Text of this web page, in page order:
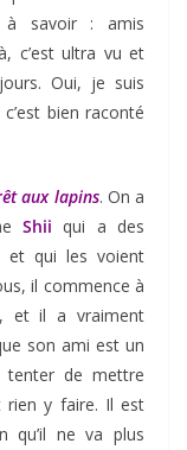
à savoir : amis
c’est ultra vu et
Oui, je suis
bien raconté
aux lapins. On a
Shii qui a des
et qui les voient
il commence à
et il a vraiment
son ami est un
tenter de mettre
rien y faire. Il est
qu’il ne va plus